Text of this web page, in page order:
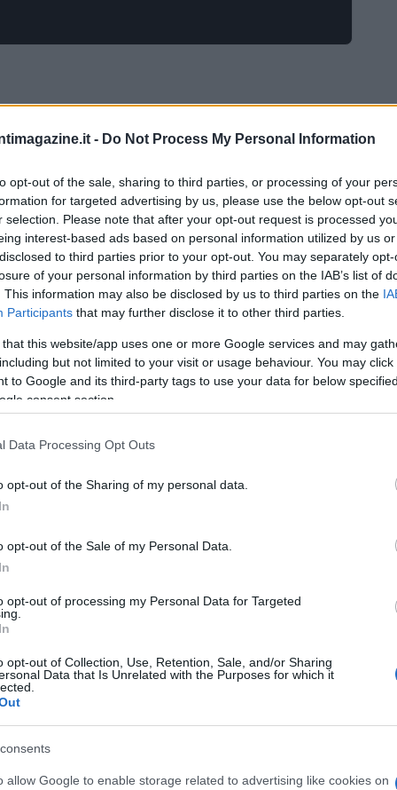
- Do Not Process My Personal Information
opt-out of the sale, sharing to third parties, or processing of your
for targeted advertising by us, please use the below opt-out
selection. Please note that after your opt-out request is processed
interest-based ads based on personal information utilized by us
to third parties prior to your opt-out. You may separately
of your personal information by third parties on the IAB’s list of
This information may also be disclosed by us to third parties on the
Participants that may further disclose it to other third parties.
that this website/app uses one or more Google services and may
but not limited to your visit or usage behaviour. You may
to Google and its third-party tags to use your data for below
consent section.
Data Processing Opt Outs
opt-out of the Sharing of my personal data.
opt-out of the Sale of my Personal Data.
opt-out of processing my Personal Data for Targeted
opt-out of Collection, Use, Retention, Sale, and/or Sharing
Data that Is Unrelated with the Purposes for which it
allow Google to enable storage related to advertising like cookies on
blockchain più influenti dal suo lancio nel 2015,
e le applicazioni decentralizzate. Con la
ha aperto la strada a un nuovo paradigma di
di contratti intelligenti e applicazioni decentralizzate
articolo esplora le caratteristiche chiave di
(DeFi) e le sfide che deve affrontare nel suo
Ethereum
l’introduzione dei contratti intelligenti, che sono
contratti permettono alle transazioni di avvenire in
e aumentando l’efficienza. Grazie alla
possono creare applicazioni complesse che
sicurezza e trasparenza. Questo approccio ha reso
in vari settori, dalla finanza alla gestione
(DeFi)
della finanza decentralizzata, un settore che
come Uniswap e Aave, gli utenti possono
senza dover ricorrere a istituzioni finanziarie
finanziari ha reso l’accesso a strumenti
un pubblico più ampio di partecipare all’economia
portato a preoccupazioni riguardo alla sicurezza e